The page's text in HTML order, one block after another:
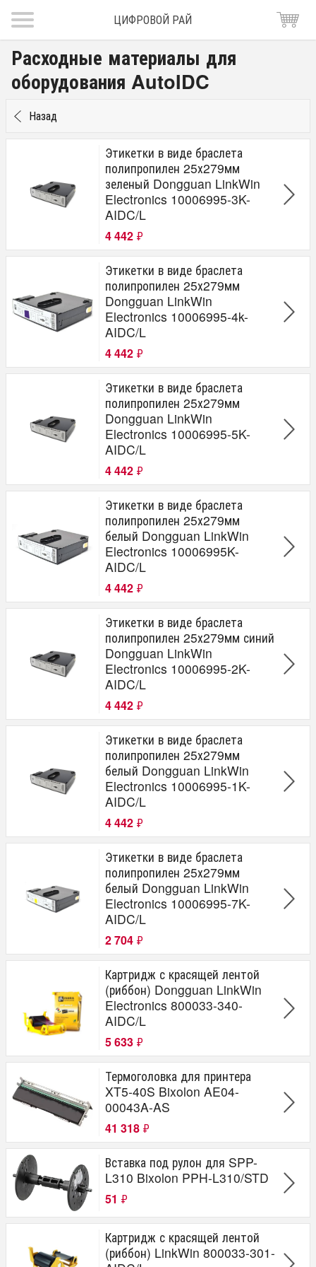
ЦИФРОВОЙ РАЙ
Расходные материалы для
оборудования AutoIDC
Назад
Этикетки в виде браслета
полипропилен 25х279мм
зеленый Dongguan LinkWin
Electronics 10006995-3K-
AIDC/L
4 442 ₽
Этикетки в виде браслета
полипропилен 25х279мм
Dongguan LinkWin
Electronics 10006995-4k-
AIDC/L
4 442 ₽
Этикетки в виде браслета
полипропилен 25х279мм
Dongguan LinkWin
Electronics 10006995-5K-
AIDC/L
4 442 ₽
Этикетки в виде браслета
полипропилен 25х279мм
белый Dongguan LinkWin
Electronics 10006995K-
AIDC/L
4 442 ₽
Этикетки в виде браслета
полипропилен 25х279мм синий
Dongguan LinkWin
Electronics 10006995-2K-
AIDC/L
4 442 ₽
Этикетки в виде браслета
полипропилен 25х279мм
белый Dongguan LinkWin
Electronics 10006995-1K-
AIDC/L
4 442 ₽
Этикетки в виде браслета
полипропилен 25х279мм
белый Dongguan LinkWin
Electronics 10006995-7K-
AIDC/L
2 704 ₽
Картридж с красящей лентой
(риббон) Dongguan LinkWin
Electronics 800033-340-
AIDC/L
5 633 ₽
Термоголовка для принтера
XT5-40S Bixolon AE04-
00043A-AS
41 318 ₽
Вставка под рулон для SPP-
L310 Bixolon PPH-L310/STD
51 ₽
Картридж с красящей лентой
(риббон) LinkWin 800033-301-